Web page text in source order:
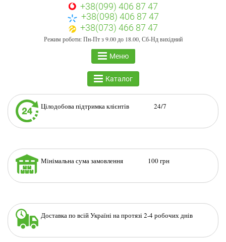
+38(099) 406 87 47
+38(098) 406 87 47
+38(073) 466 87 47
Режим роботи: Пн-Пт з 9.00 до 18.00, Сб-Нд вихідний
Меню
Каталог
Цілодобова підтримка клієнтів 24/7
Мінімальна сума замовлення 100 грн
Доставка по всій Україні на протязі 2-4 робочих днів